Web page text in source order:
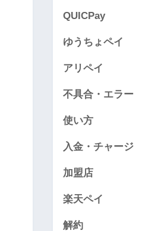
QUICPay
ゆうちょペイ
アリペイ
不具合・エラー
使い方
入金・チャージ
加盟店
楽天ペイ
解約